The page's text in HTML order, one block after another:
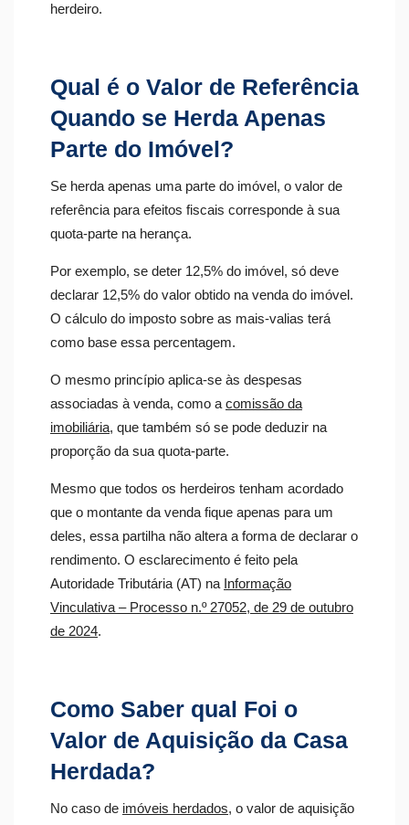
herdeiro.
Qual é o Valor de Referência
Quando se Herda Apenas
Parte do Imóvel?
Se herda apenas uma parte do imóvel, o valor de
referência para efeitos fiscais corresponde à sua
quota-parte na herança.
Por exemplo, se deter 12,5% do imóvel, só deve
declarar 12,5% do valor obtido na venda do imóvel.
O cálculo do imposto sobre as mais-valias terá
como base essa percentagem.
O mesmo princípio aplica-se às despesas
associadas à venda, como a comissão da
imobiliária, que também só se pode deduzir na
proporção da sua quota-parte.
Mesmo que todos os herdeiros tenham acordado
que o montante da venda fique apenas para um
deles, essa partilha não altera a forma de declarar o
rendimento. O esclarecimento é feito pela
Autoridade Tributária (AT) na Informação
Vinculativa – Processo n.º 27052, de 29 de outubro
de 2024.
Como Saber qual Foi o
Valor de Aquisição da Casa
Herdada?
No caso de imóveis herdados, o valor de aquisição